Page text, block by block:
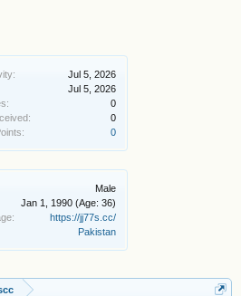
Jul 5, 2026
Jul 5, 2026
0
0
0
Male
Jan 1, 1990 (Age: 36)
https://jj77s.cc/
Pakistan